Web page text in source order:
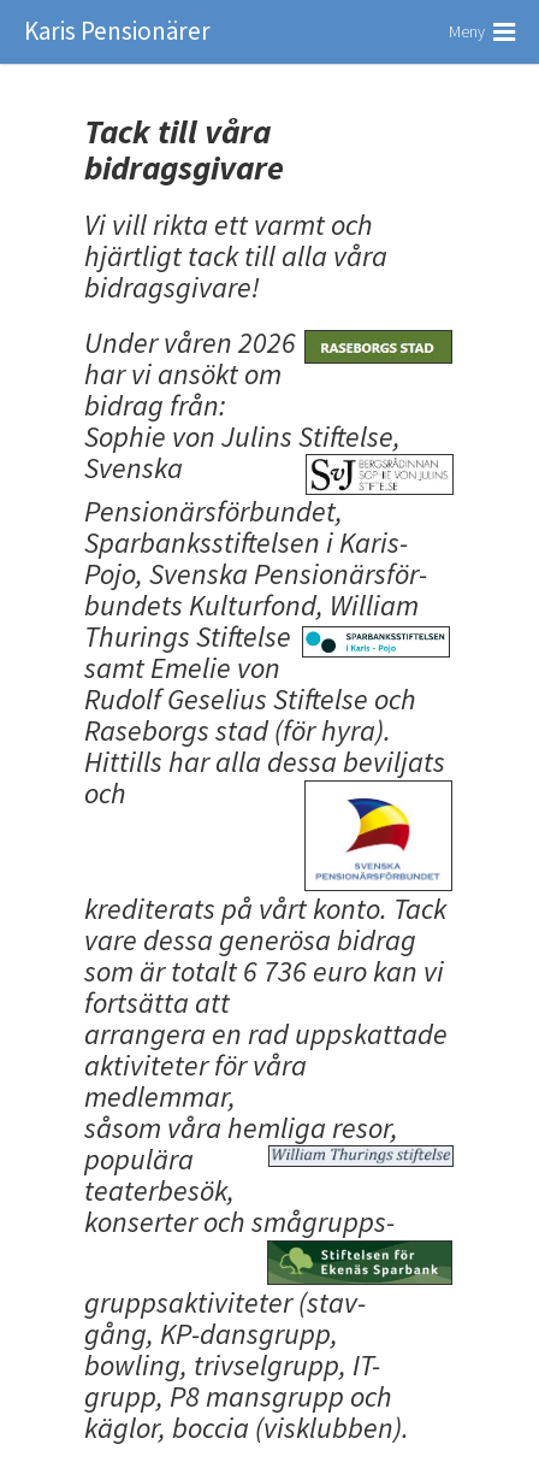
Karis Pensionärer Meny
Tack till våra
bidragsgivare
Vi vill rikta ett varmt och
hjärtligt tack till alla våra
bidragsgivare!
Under våren 2026
har vi ansökt om
bidrag från:
Sophie von Julins Stiftelse,
Svenska
Pensionärsförbundet,
Sparbanksstiftelsen i Karis-
Pojo, Svenska Pensionärsför-
bundets Kulturfond, William
Thurings Stiftelse
samt Emelie von
Rudolf Geselius Stiftelse och
Raseborgs stad (för hyra).
Hittills har alla dessa beviljats
och
krediterats på vårt konto. Tack
vare dessa generösa bidrag
som är totalt 6 736 euro kan vi
fortsätta att
arrangera en rad uppskattade
aktiviteter för våra
medlemmar,
såsom våra hemliga resor,
populära
teaterbesök,
konserter och smågrupps-
gruppsaktiviteter (stav-
gång, KP-dansgrupp,
bowling, trivselgrupp, IT-
grupp, P8 mansgrupp och
käglor, boccia (visklubben).